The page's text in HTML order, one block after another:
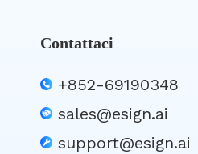
Contattaci
+852-69190348
sales@esign.ai
support@esign.ai